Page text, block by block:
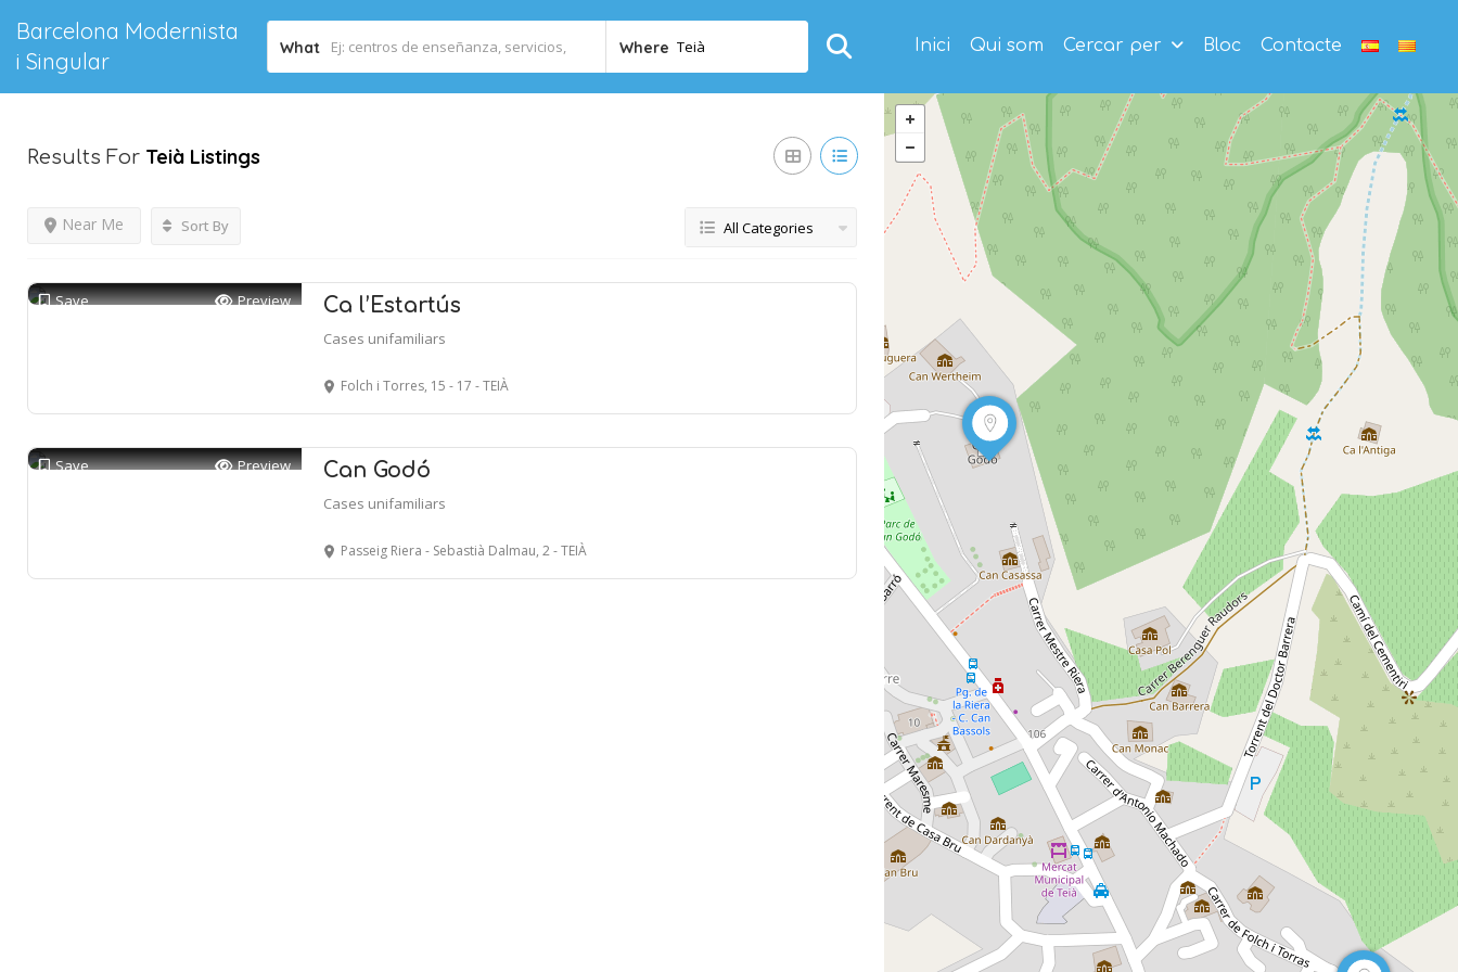
Barcelona Modernista
i Singular
What Where Teià Inici Qui som Cercar per Bloc Contacte
Results For Teià Listings
Near Me Sort By All Categories
Save Preview Ca l’Estartús
Cases unifamiliars
Folch i Torres, 15 - 17 - TEIÀ
Save Preview Can Godó
Cases unifamiliars
Passeig Riera - Sebastià Dalmau, 2 - TEIÀ